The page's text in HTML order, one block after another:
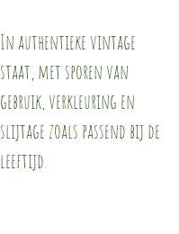
In authentieke vintage
staat, met sporen van
gebruik, verkleuring en
slijtage zoals passend bij de
leeftijd.